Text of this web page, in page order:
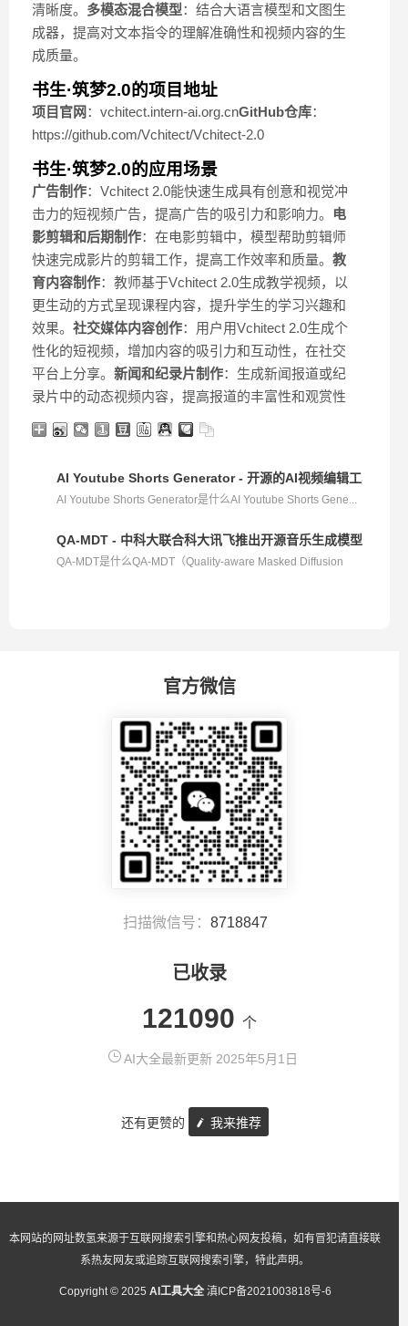
清晰度。 多模态混合模型：结合大语言模型和文图生
成器，提高对文本指令的理解准确性和视频内容的生
成质量。
书生·筑梦2.0的项目地址
项目官网 ：vchitect.intern-ai.org.cnGitHub仓库：
https://github.com/Vchitect/Vchitect-2.0
书生·筑梦2.0的应用场景
广告制作：Vchitect 2.0能快速生成具有创意和视觉冲
击力的短视频广告，提高广告的吸引力和影响力。
电
影剪辑和后期制作：在电影剪辑中，模型帮助剪辑师
快速完成影片的剪辑工作，提高工作效率和质量。 教
育内容制作：教师基于Vchitect 2.0生成教学视频，以
更生动的方式呈现课程内容，提升学生的学习兴趣和
效果。 社交媒体内容创作：用户用Vchitect 2.0生成个
性化的短视频，增加内容的吸引力和互动性，在社交
平台上分享。 新闻和纪录片制作：生成新闻报道或纪
录片中的动态视频内容，提高报道的丰富性和观赏性
AI Youtube Shorts Generator - 开源的AI视频编辑工具，自
AI Youtube Shorts Generator是什么AI Youtube Shorts Gene...
QA-MDT - 中科大联合科大讯飞推出开源音乐生成模型
QA-MDT是什么QA-MDT（Quality-aware Masked Diffusion
官方微信
扫描微信号： 8718847
已收录
121090 个
AI大全最新更新 2025年5月1日
还有更赞的 我来推荐
本网站的网址数氢来源于互联网搜索引擎和热心网友投稿，如有冒犯请直接联
系热友网友或追踪互联网搜索引擎，特此声明。
Copyright © 2025 AI工具大全 滇ICP备2021003818号-6